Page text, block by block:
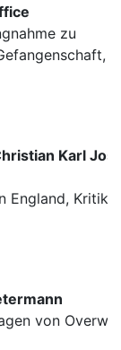
zu
Karl
England, Kritik
von